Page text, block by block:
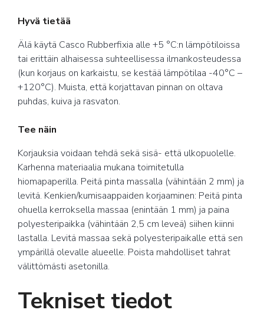
Hyvä tietää
Älä käytä Casco Rubberfixia alle +5 °C:n lämpötiloissa
tai erittäin alhaisessa suhteellisessa ilmankosteudessa
(kun korjaus on karkaistu, se kestää lämpötilaa -40°C –
+120°C). Muista, että korjattavan pinnan on oltava
puhdas, kuiva ja rasvaton.
Tee näin
Korjauksia voidaan tehdä sekä sisä- että ulkopuolelle.
Karhenna materiaalia mukana toimitetulla
hiomapaperilla. Peitä pinta massalla (vähintään 2 mm) ja
levitä. Kenkien/kumisaappaiden korjaaminen: Peitä pinta
ohuella kerroksella massaa (enintään 1 mm) ja paina
polyesteripaikka (vähintään 2,5 cm leveä) siihen kiinni
lastalla. Levitä massaa sekä polyesteripaikalle että sen
ympärillä olevalle alueelle. Poista mahdolliset tahrat
välittömästi asetonilla.
Tekniset tiedot